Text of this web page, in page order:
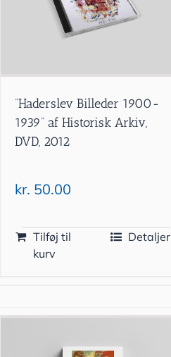
”Haderslev Billeder 1900-
1939” af Historisk Arkiv,
DVD, 2012
kr. 50.00
Tilføj til
kurv
Detaljer